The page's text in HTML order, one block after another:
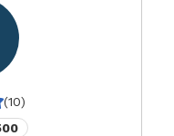
(10)